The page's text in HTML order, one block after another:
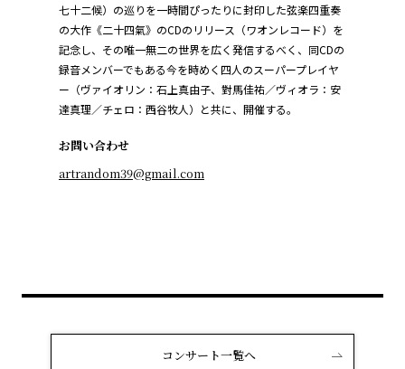
七十二候）の巡りを一時間ぴったりに封印した弦楽四重奏
の大作《二十四氣》のCDのリリース（ワオンレコード）を
記念し、その唯一無二の世界を広く発信するべく、同CDの
録音メンバーでもある今を時めく四人のスーパープレイヤ
ー（ヴァイオリン：石上真由子、對馬佳祐／ヴィオラ：安
達真理／チェロ：西谷牧人）と共に、開催する。
お問い合わせ
artrandom39@gmail.com
コンサート一覧へ